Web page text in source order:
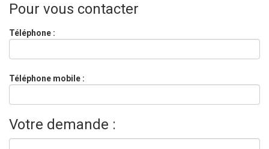
Pour vous contacter
Téléphone :
Téléphone mobile :
Votre demande :